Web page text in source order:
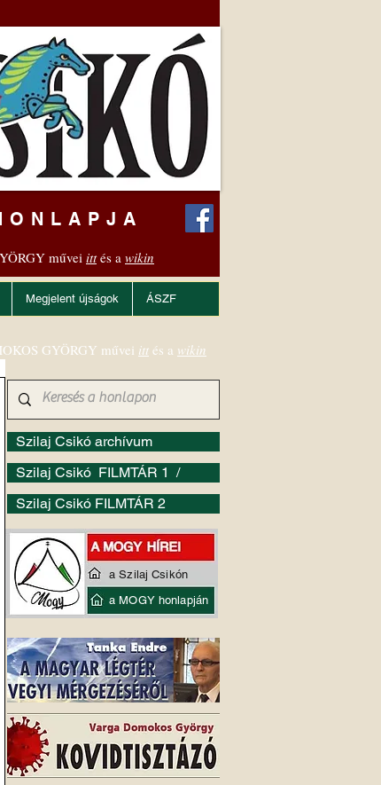
műveiittés a wikin
Megjelent újságok ÁSZF
Szilaj Csikó archívum
Szilaj Csikó FILMTÁR 1 /
Szilaj Csikó FILMTÁR 2
GYÖRGY művei itt és a wikin
a Szilaj Csikón
a MOGY honlapján